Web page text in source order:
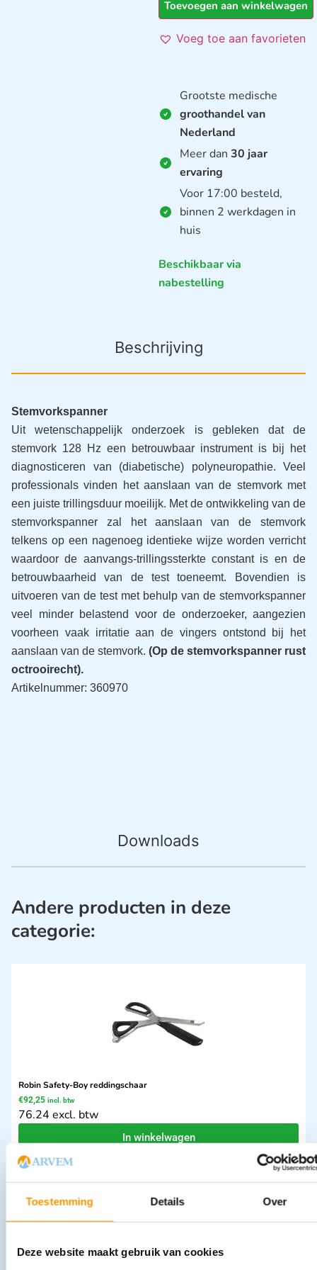
Toestemming Details Over
Deze website maakt gebruik van cookies
Toevoegen aan winkelwagen
Voeg toe aan favorieten
Grootste medische
groothandel van
Nederland
Meer dan 30 jaar
ervaring
Voor 17:00 besteld,
binnen 2 werkdagen in
huis
Beschikbaar via
nabestelling
Beschrijving
Downloads
Stemvorkspanner
Uit wetenschappelijk onderzoek is gebleken dat de
stemvork 128 Hz een betrouwbaar instrument is bij het
diagnosticeren van (diabetische) polyneuropathie. Veel
professionals vinden het aanslaan van de stemvork met
een juiste trillingsduur moeilijk. Met de ontwikkeling van de
stemvorkspanner zal het aanslaan van de stemvork
telkens op een nagenoeg identieke wijze worden verricht
waardoor de aanvangs-trillingssterkte constant is en de
betrouwbaarheid van de test toeneemt. Bovendien is
uitvoeren van de test met behulp van de stemvorkspanner
veel minder belastend voor de onderzoeker, aangezien
voorheen vaak irritatie aan de vingers ontstond bij het
aanslaan van de stemvork. (Op de stemvorkspanner rust
octrooirecht).
Artikelnummer: 360970
Andere producten in deze
categorie:
Robin Safety-Boy reddingschaar
€92,25 incl. btw
76.24 excl. btw
In winkelwagen